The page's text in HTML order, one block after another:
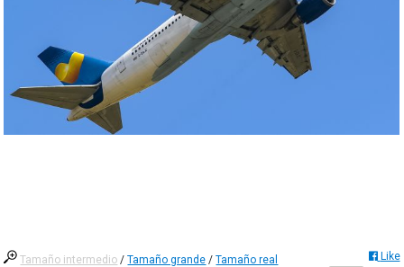
Tamaño intermedio /Tamaño grande /Tamaño real Like